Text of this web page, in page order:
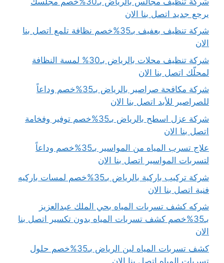
يرجع جديد اتصل بنا الان
شركة تنظيف بعفيف بـ35%خصم نظافة تلمع اتصل بنا
الان
شركة تنظيف محلات بالرياض بـ30% لمسة النظافة
لمحلّك اتصل بنا الان
شركة مكافحة صراصير بالرياض بـ35%خصم وداعاً
للصراصير للأبد اتصل بنا الان
شركة عزل اسطح بالرياض بـ35%خصم توفير وفخامة
اتصل بنا الان
علاج تسرب المياه من المواسير بـ35%خصم وداعاً
لتسربات المواسير اتصل بنا الان
شركة تركيب باركية بالرياض بـ35%خصم لمسات باركيه
فنية اتصل بنا الان
شركه كشف تسربات المياه بحي الملك عبدالعزيز
بـ35%خصم كشف تسربات المياه بدون تكسير اتصل بنا
الان
كشف تسربات المياه لبن الرياض بـ35%خصم حلول
تسربات المياه اتصل بنا الان